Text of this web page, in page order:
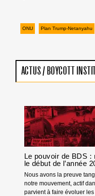
ONU Plan Trump-Netanyahu
ACTUS/ BOYCOTT
Le pouvoir de BDS :
le début de l’année
Nous avons la preuve
notre mouvement, actif
parvient à faire évoluer